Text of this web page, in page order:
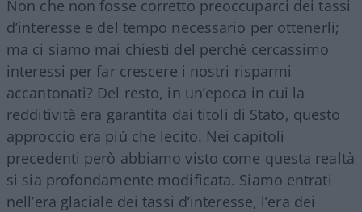
Non che non fosse corretto preoccuparci dei tassi
d’interesse e del tempo necessario per ottenerli;
ma ci siamo mai chiesti del perché cercassimo
interessi per far crescere i nostri risparmi
accantonati? Del resto, in un’epoca in cui la
redditività era garantita dai titoli di Stato, questo
approccio era più che lecito. Nei capitoli
precedenti però abbiamo visto come questa realtà
si sia profondamente modificata. Siamo entrati
nell’era glaciale dei tassi d’interesse, l’era dei